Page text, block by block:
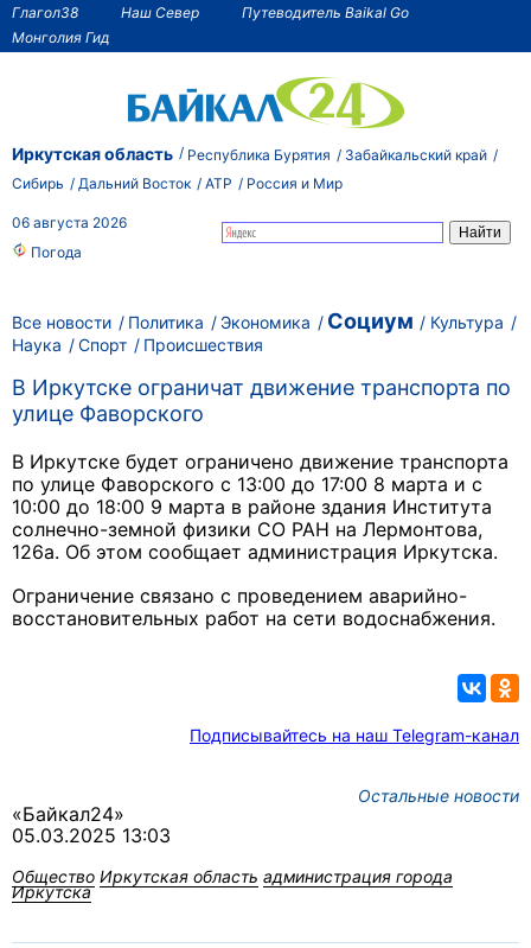
Глагол38 Наш Север
Путеводитель Baikal Go
Монголия Гид
Иркутская область Республика Бурятия
Забайкальский край
Сибирь
Дальний Восток АТР Россия и Мир
06 августа 2026
Погода
Все новости Политика Экономика Социум
Культура
Наука
Спорт Происшествия
В Иркутске ограничат движение транспорта по
улице Фаворского
В Иркутске будет ограничено движение транспорта
по улице Фаворского с 13:00 до 17:00 8 марта и с
10:00 до 18:00 9 марта в районе здания Института
солнечно-земной физики СО РАН на Лермонтова,
126а. Об этом сообщает администрация Иркутска.
Ограничение связано с проведением аварийно-
восстановительных работ на сети водоснабжения.
Подписывайтесь на наш Telegram-канал
Остальные новости
«Байкал24»
05.03.2025 13:03
Общество Иркутская область администрация города
Иркутска